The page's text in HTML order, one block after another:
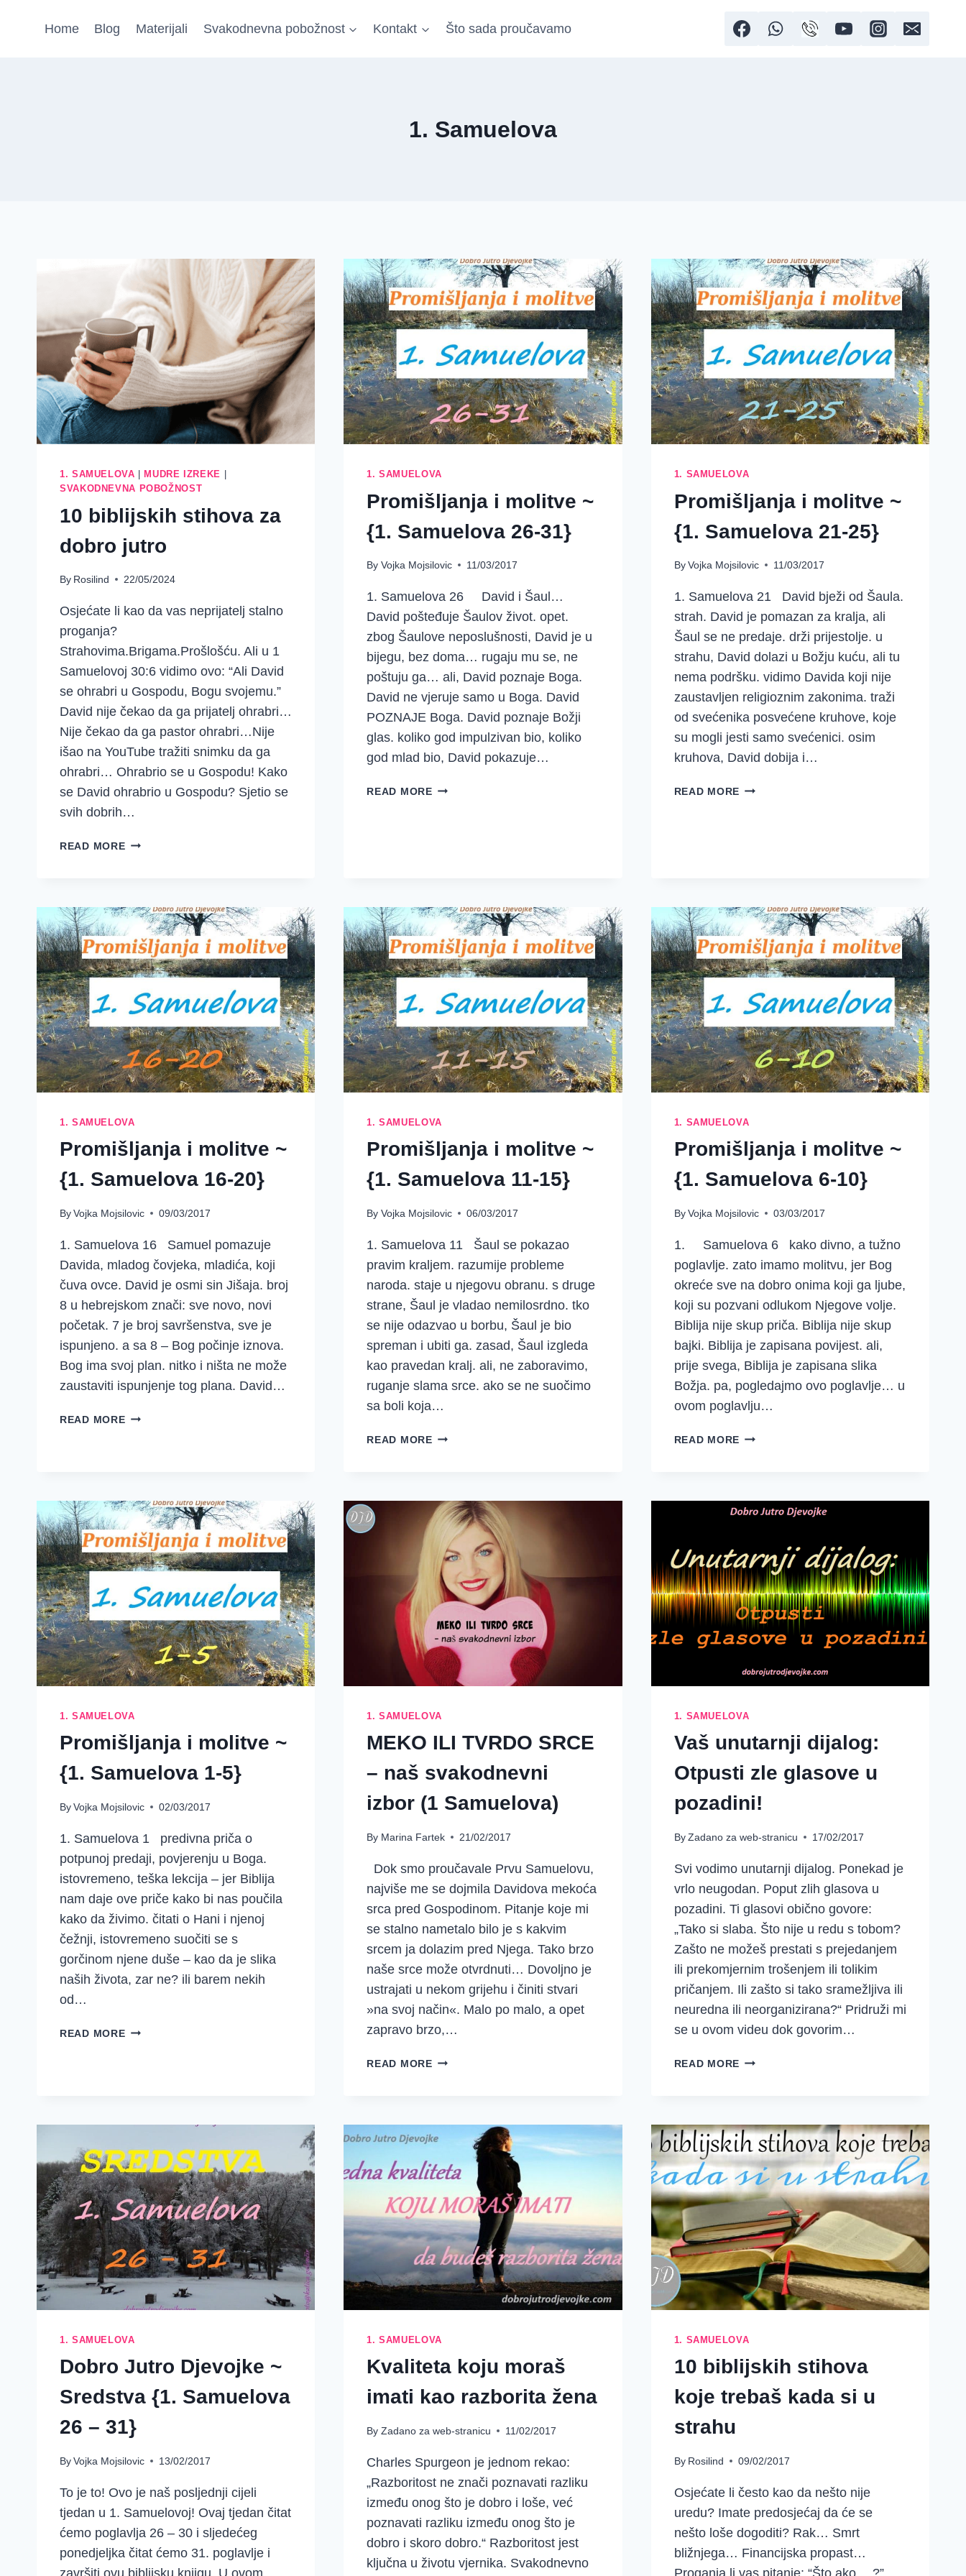
Home Blog Materijali Svakodnevna pobožnost Kontakt Što sada proučavamo
1. Samuelova
1. SAMUELOVA MUDRE IZREKE
SVAKODNEVNA POBOŽNOST
10 biblijskih stihova za
dobro jutro
By Rosilind 22/05/2024
Osjećate li kao da vas neprijatelj stalno
proganja?
Strahovima.Brigama.Prošlošću. Ali u 1
Samuelovoj 30:6 vidimo ovo: “Ali David
se ohrabri u Gospodu, Bogu svojemu.”
David nije čekao da ga prijatelj ohrabri…
Nije čekao da ga pastor ohrabri…Nije
išao na YouTube tražiti snimku da ga
ohrabri… Ohrabrio se u Gospodu! Kako
se David ohrabrio u Gospodu? Sjetio se
svih dobrih…
READ MORE10
DOBRO
JUTRO
1. SAMUELOVA
Promišljanja i molitve ~
{1. Samuelova 26-31}
By Vojka Mojsilovic 11/03/2017
1. Samuelova 26 David i Šaul…
David pošteđuje Šaulov život. opet.
zbog Šaulove neposlušnosti, David je u
bijegu, bez doma… rugaju mu se, ne
poštuju ga… ali, David poznaje Boga.
David ne vjeruje samo u Boga. David
POZNAJE Boga. David poznaje Božji
glas. koliko god impulzivan bio, koliko
god mlad bio, David pokazuje…
READ MOREPROMIŠLJANJA
1. SAMUELOVA
Promišljanja i molitve ~
{1. Samuelova 21-25}
By Vojka Mojsilovic 11/03/2017
1. Samuelova 21 David bježi od Šaula.
strah. David je pomazan za kralja, ali
Šaul se ne predaje. drži prijestolje. u
strahu, David dolazi u Božju kuću, ali tu
nema podršku. vidimo Davida koji nije
zaustavljen religioznim zakonima. traži
od svećenika posvećene kruhove, koje
su mogli jesti samo svećenici. osim
kruhova, David dobija i…
READ MORE PROMIŠLJANJA
1. SAMUELOVA
Promišljanja i molitve ~
{1. Samuelova 16-20}
ByVojka Mojsilovic 09/03/2017
1. Samuelova 16 Samuel pomazuje
Davida, mladog čovjeka, mladića, koji
čuva ovce. David je osmi sin Jišaja. broj
8 u hebrejskom znači: sve novo, novi
početak. 7 je broj savršenstva, sve je
ispunjeno. a sa 8 – Bog počinje iznova.
Bog ima svoj plan. nitko i ništa ne može
zaustaviti ispunjenje tog plana. David…
READ MOREPROMIŠLJANJA
SAMUELOVA
16-
20}
1. SAMUELOVA
Promišljanja i molitve ~
{1. Samuelova 11-15}
By Vojka Mojsilovic 06/03/2017
1. Samuelova 11 Šaul se pokazao
pravim kraljem. razumije probleme
naroda. staje u njegovu obranu. s druge
strane, Šaul je vladao nemilosrdno. tko
se nije odazvao u borbu, Šaul je bio
spreman i ubiti ga. zasad, Šaul izgleda
kao pravedan kralj. ali, ne zaboravimo,
ruganje slama srce. ako se ne suočimo
sa boli koja…
READ MOREPROMIŠLJANJA
{1.
SAMUELOVA
11-
15}
1. SAMUELOVA
Promišljanja i molitve ~
{1. Samuelova 6-10}
By Vojka Mojsilovic 03/03/2017
1. Samuelova 6 kako divno, a tužno
poglavlje. zato imamo molitvu, jer Bog
okreće sve na dobro onima koji ga ljube,
koji su pozvani odlukom Njegove volje.
Biblija nije skup priča. Biblija nije skup
bajki. Biblija je zapisana povijest. ali,
prije svega, Biblija je zapisana slika
Božja. pa, pogledajmo ovo poglavlje… u
ovom poglavlju…
READ MORE PROMIŠLJANJA
{1.
SAMUELOVA
10}
1. SAMUELOVA
Promišljanja i molitve ~
{1. Samuelova 1-5}
ByVojka Mojsilovic 02/03/2017
1. Samuelova 1 predivna priča o
potpunoj predaji, povjerenju u Boga.
istovremeno, teška lekcija – jer Biblija
nam daje ove priče kako bi nas poučila
kako da živimo. čitati o Hani i njenoj
čežnji, istovremeno suočiti se s
gorčinom njene duše – kao da je slika
naših života, zar ne? ili barem nekih
od…
READ MOREPROMIŠLJANJA
1. SAMUELOVA
MEKO ILI TVRDO SRCE
– naš svakodnevni
izbor (1 Samuelova)
By Marina Fartek 21/02/2017
Dok smo proučavale Prvu Samuelovu,
najviše me se dojmila Davidova mekoća
srca pred Gospodinom. Pitanje koje mi
se stalno nametalo bilo je s kakvim
srcem ja dolazim pred Njega. Tako brzo
naše srce može otvrdnuti… Dovoljno je
ustrajati u nekom grijehu i činiti stvari
»na svoj način«. Malo po malo, a opet
zapravo brzo,…
READ MOREMEKO
–
NAŠ
SVAKODNEVNI
IZBOR
SAMUELOVA)
1. SAMUELOVA
Vaš unutarnji dijalog:
Otpusti zle glasove u
pozadini!
By Zadano za web-stranicu 17/02/2017
Svi vodimo unutarnji dijalog. Ponekad je
vrlo neugodan. Poput zlih glasova u
pozadini. Ti glasovi obično govore:
„Tako si slaba. Što nije u redu s tobom?
Zašto ne možeš prestati s prejedanjem
ili prekomjernim trošenjem ili tolikim
pričanjem. Ili zašto si tako sramežljiva ili
neuredna ili neorganizirana?“ Pridruži mi
se u ovom videu dok govorim…
READ MORE VAŠ
ZLE
GLASOVE
U
POZADINI!
1. SAMUELOVA
Dobro Jutro Djevojke ~
Sredstva {1. Samuelova
26 – 31}
ByVojka Mojsilovic 13/02/2017
To je to! Ovo je naš posljednji cijeli
tjedan u 1. Samuelovoj! Ovaj tjedan čitat
ćemo poglavlja 26 – 30 i sljedećeg
ponedjeljka čitat ćemo 31. poglavlje i
završiti ovu biblijsku knjigu. U ovom
1. SAMUELOVA
Kvaliteta koju moraš
imati kao razborita žena
By Zadano za web-stranicu 11/02/2017
Charles Spurgeon je jednom rekao:
„Razboritost ne znači poznavati razliku
između onog što je dobro i loše, već
poznavati razliku između onog što je
dobro i skoro dobro.“ Razboritost jest
ključna u životu vjernika. Svakodnevno
1. SAMUELOVA
10 biblijskih stihova
koje trebaš kada si u
strahu
By Rosilind 09/02/2017
Osjećate li često kao da nešto nije
uredu? Imate predosjećaj da će se
nešto loše dogoditi? Rak… Smrt
bližnjega… Financijska propast…
Proganja li vas pitanje: “Što ako …?”